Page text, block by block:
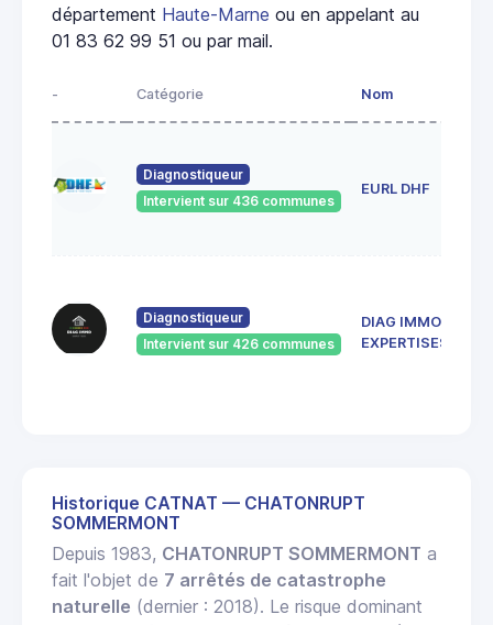
département Haute-Marne ou en appelant au
01 83 62 99 51 ou par mail.
- Catégorie Nom
Diagnostiqueur
Intervient sur 436 communes
EURL DHF
Diagnostiqueur
Intervient sur 426 communes
DIAG IMMO
EXPERTISES
Historique CATNAT — CHATONRUPT
SOMMERMONT
Depuis 1983, CHATONRUPT SOMMERMONT a
fait l'objet de 7 arrêtés de catastrophe
naturelle (dernier : 2018). Le risque dominant